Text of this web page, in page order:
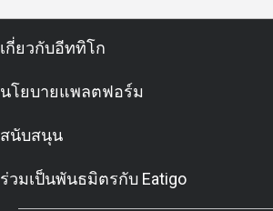
เกี่ยวกับอีททิโก
นโยบายแพลตฟอร์ม
สนับสนุน
ร่วมเป็นพันธมิตรกับ Eatigo